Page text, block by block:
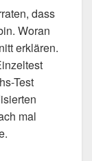
dass
Woran
erklären.
Test
mal